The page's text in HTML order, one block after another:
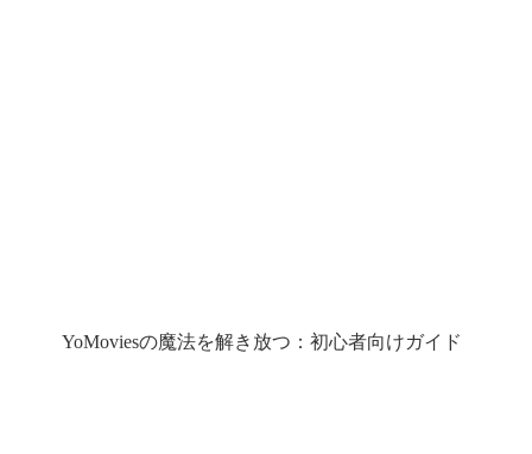
YoMoviesの魔法を解き放つ：初心者向けガイド